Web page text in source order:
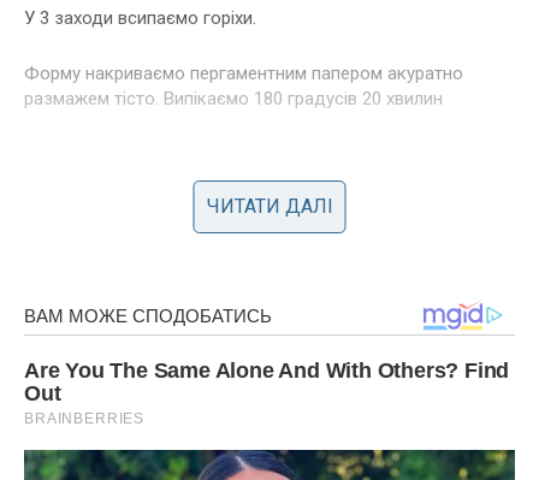
У 3 заходи всипаємо горіхи.
Форму накриваємо пергаментним папером акуратно
размажем тісто. Випікаємо 180 градусів 20 хвилин
ЧИТАТИ ДАЛІ